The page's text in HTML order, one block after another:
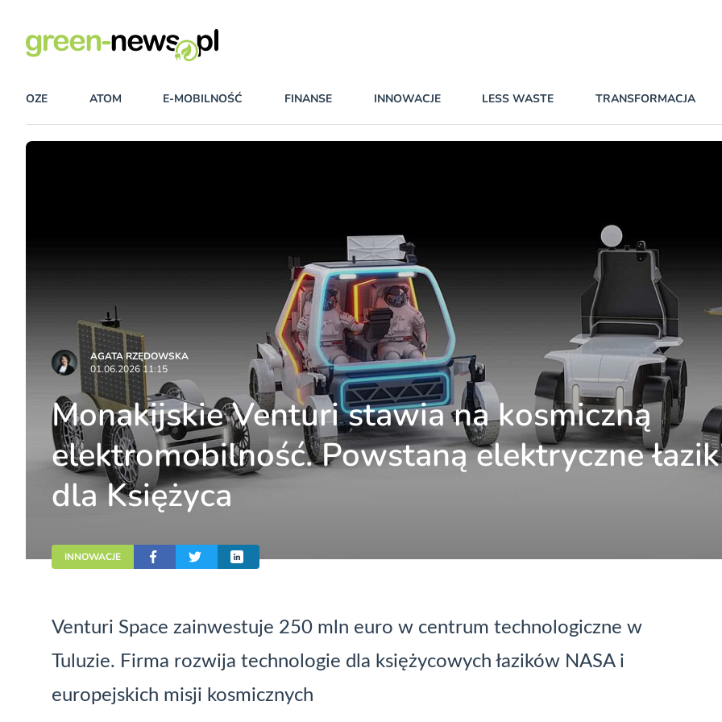
OZE ATOM E-MOBILNOŚĆ FINANSE INNOWACJE LESS WASTE TRANSFORMACJA
AGATA RZĘDOWSKA
01.06.2026 11:15
Monakijskie Venturi stawia na kosmiczną
elektromobilność. Powstaną elektryczne
dla Księżyca
INNOWACJE
Venturi Space zainwestuje 250 mln euro w centrum technologiczne w
Tuluzie. Firma rozwija technologie dla księżycowych łazików NASA i
europejskich misji kosmicznych